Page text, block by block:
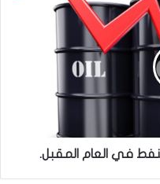
في العام المقبل.